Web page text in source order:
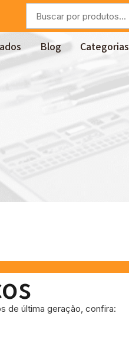
Blog Categorias
de última geração, confira: